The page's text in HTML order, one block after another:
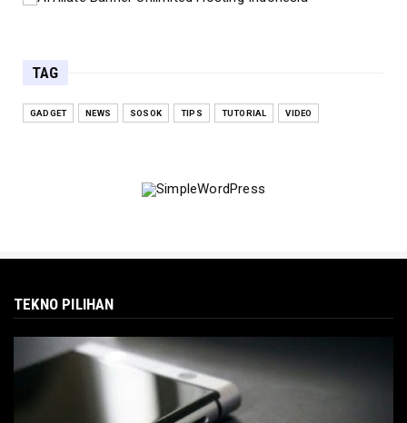
TAG
GADGET NEWS SOSOK TIPS TUTORIAL VIDEO
TEKNO PILIHAN